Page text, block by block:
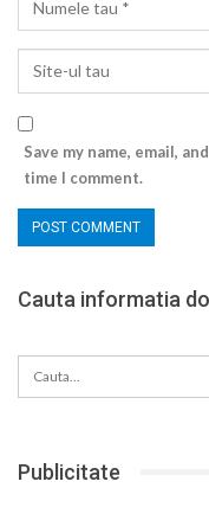
Save my name, email,
time I comment.
Cauta informatia
Publicitate